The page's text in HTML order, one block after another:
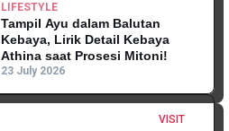
LIFESTYLE
Tampil Ayu dalam Balutan
Kebaya, Lirik Detail Kebaya
Athina saat Prosesi Mitoni!
23 July 2026
VISIT